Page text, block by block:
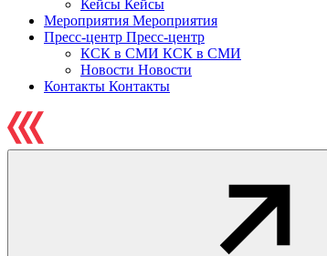
Кейсы Кейсы
Мероприятия Мероприятия
Пресс-центр Пресс-центр
КСК в СМИ КСК в СМИ
Новости Новости
Контакты Контакты